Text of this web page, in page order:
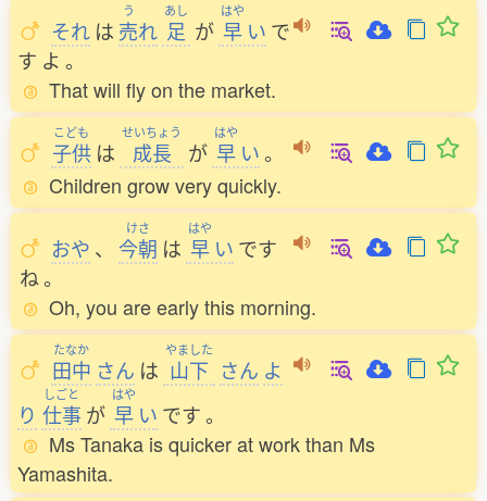
それ は
う
売れ
あし
足 が
はや
早 い で
す よ 。
That will fly on the market.
こども
子供 は
せいちょう
成長 が
はや
早 い。
Children grow very quickly.
おや 、
けさ
今朝 は
はや
早 い です
ね。
Oh, you are early this morning.
たなか
田中 さん は
やました
山下 さん よ
り
しごと
仕事 が
はや
早 い です。
Ms Tanaka is quicker at work than Ms
Yamashita.